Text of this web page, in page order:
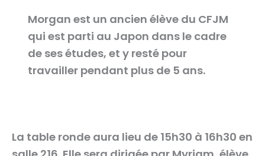
Morgan est un ancien élève du CFJM
qui est parti au Japon dans le cadre
de ses études, et y resté pour
travailler pendant plus de 5 ans.
La table ronde aura lieu de 15h30 à 16h30 en